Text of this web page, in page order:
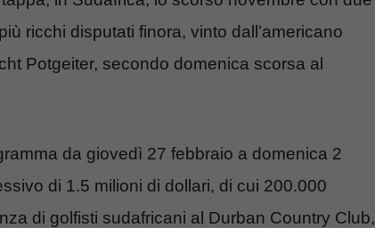
ricchi disputati finora, vinto dall’americano
Potgeiter, secondo domenica scorsa al
da giovedì 27 febbraio a domenica 2
di 1.5 milioni di dollari, di cui 200.000
di golfisti sudafricani al Durban Country Club,